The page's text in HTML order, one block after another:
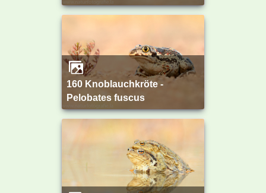
160 Knoblauchkröte -
Pelobates fuscus